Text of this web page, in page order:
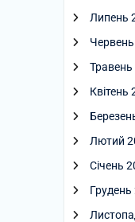
Липень
Квітень
Лютий
Січень
Грудень